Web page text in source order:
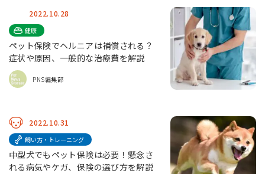
2022.10.28
健康
ペット保険でヘルニアは補償される？
症状や原因、一般的な治療費を解説
PNS編集部
2022.10.31
飼い方・トレーニング
中型犬でもペット保険は必要！懸念さ
れる病気やケガ、保険の選び方を解説